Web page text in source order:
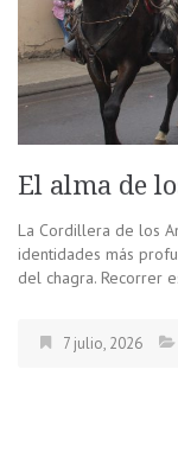
El alma de
La Cordillera de los
identidades más
del chagra. Recorrer
7 julio, 2026